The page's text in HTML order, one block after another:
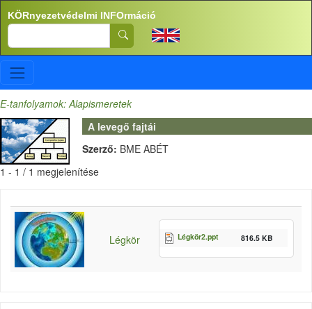
Ugrás a tartalomra
KÖRnyezetvédelmi INFOrmáció
Search
E-tanfolyamok: Alapismeretek
A levegő fajtái
Szerző: BME ABÉT
1 - 1 / 1 megjelenítése
Légkör Légkör2.ppt 816.5 KB